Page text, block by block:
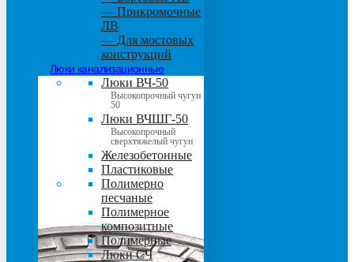
— Прикромочные
ЛВ
— Для мостовых
конструкций
Люки канализационные
Люки ВЧ-50
Высокопрочный чугун
50
Люки ВЧШГ-50
Высокопрочный
сверхтяжелый чугун
Железобетонные
Пластиковые
Полимерно
песчаные
Полимерное
композитные
Полимерные
Люки СЧ